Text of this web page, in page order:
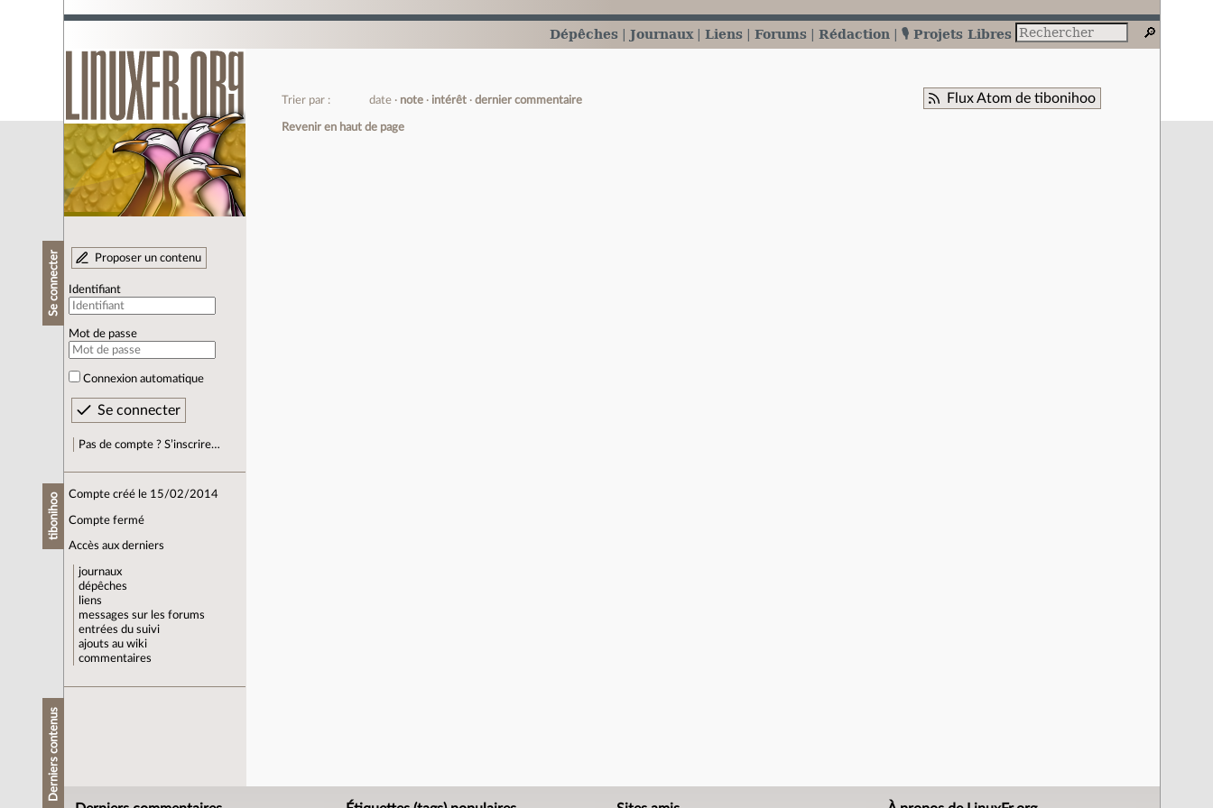
Dépêches Journaux Liens Forums Rédaction 🎙️ Projets Libres
Se connecter Proposer un contenu
Identifiant
Mot de passe
Connexion automatique
Pas de compte ? S’inscrire…
tibonihoo Compte créé le 15/02/2014
Compte fermé
Accès aux derniers
journaux
dépêches
liens
messages sur les forums
entrées du suivi
ajouts au wiki
commentaires
Derniers contenus
Flux Atom de tibonihoo
Trier par : date note intérêt dernier commentaire
Revenir en haut de page